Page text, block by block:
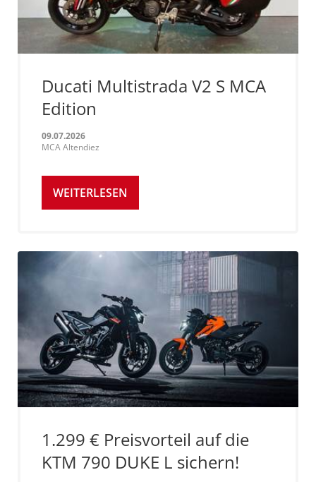
Ducati Multistrada V2 S MCA
Edition
09.07.2026
MCA Altendiez
WEITERLESEN
1.299 € Preisvorteil auf die
KTM 790 DUKE L sichern!